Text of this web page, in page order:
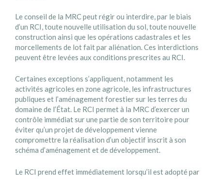
Le conseil de la MRC peut régir ou interdire, par le biais
d’un RCI, toute nouvelle utilisation du sol, toute nouvelle
construction ainsi que les opérations cadastrales et les
morcellements de lot fait par aliénation. Ces interdictions
peuvent être levées aux conditions prescrites au RCI.
Certaines exceptions s’appliquent, notamment les
activités agricoles en zone agricole, les infrastructures
publiques et l’aménagement forestier sur les terres du
domaine de l’État. Le RCI permet à la MRC d’exercer un
contrôle immédiat sur une partie de son territoire pour
éviter qu’un projet de développement vienne
compromettre la réalisation d’un objectif inscrit à son
schéma d’aménagement et de développement.
Le RCI prend effet immédiatement lorsqu’il est adopté par